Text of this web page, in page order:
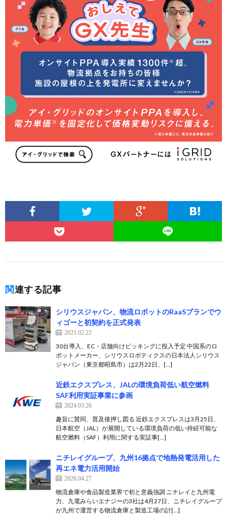
関連する記事
シリウスジャパン、物流ロボットのRaaSプランでウ
ィゴーと初契約を正式発表
2021.02.22
30台導入、EC・店舗向けピッキングに投入予定 中国系のロ
ボットメーカー、シリウスロボティクスの日本法人シリウス
ジャパン（東京都昭島市）は2月22日、[…]
近鉄エクスプレス、JALの環境負荷低い航空燃料
SAF利用実証事業に参画
2024.03.26
趣旨に賛同、普及後押し図る 近鉄エクスプレスは3月25日、
日本航空（JAL）が展開している環境負荷の低い持続可能な
航空燃料（SAF）利用に関する実証事[…]
ニチレイグループ、九州16拠点で地熱発電活用した
再エネ電力活用開始
2026.04.27
物流倉庫や食品製造業界で初と意義強調 ニチレイと九州電
力、九電みらいエナジーの3社は4月27日、ニチレイグループ
が九州で運営する物流倉庫と製造工場の計[…]